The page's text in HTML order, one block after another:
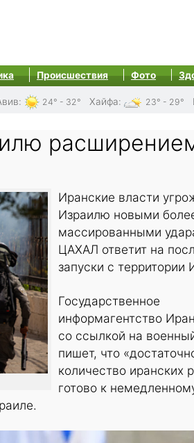
Происшествия Фото
: 24° - 32° Хайфа: 23° - 29°
Иранские власти
Израилю новыми
массированными
ЦАХАЛ ответит на
запуски с территории
Государственное
информагентство
со ссылкой на
пишет, что
количество иранских
готово к